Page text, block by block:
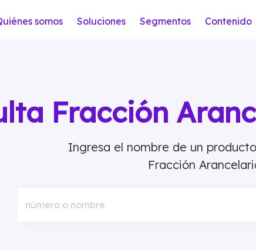
somos Soluciones Segmentos Contenido
Fracción
Ingresa el nombre de un
Fracción
número o nombre